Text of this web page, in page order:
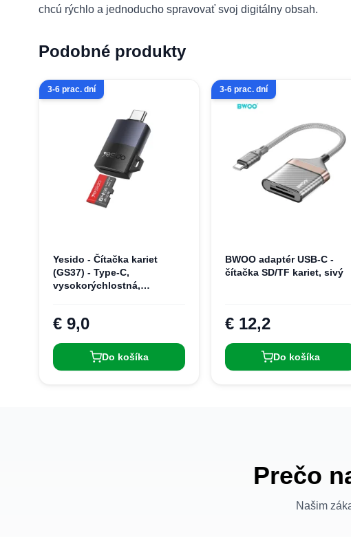
chcú rýchlo a jednoducho spravovať svoj digitálny obsah.
Podobné produkty
3-6 prac. dní
Yesido - Čítačka kariet
(GS37) - Type-C,
vysokorýchlostná,
karta - Čierna
€ 9,0
Do košíka
3-6 prac. dní
BWOO adaptér USB-C -
čítačka SD/TF kariet, sivý
€ 12,2
Do košíka
Prečo
Našim